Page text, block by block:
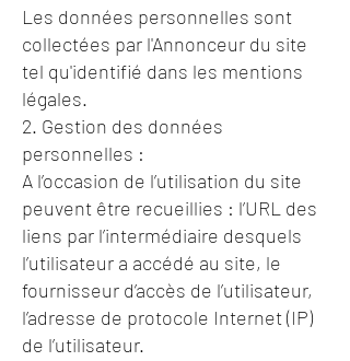
Les données personnelles sont
collectées par l'Annonceur du site
tel qu'identifié dans les mentions
légales.
2. Gestion des données
personnelles :
A l’occasion de l’utilisation du site
peuvent être recueillies : l’URL des
liens par l’intermédiaire desquels
l’utilisateur a accédé au site, le
fournisseur d’accès de l’utilisateur,
l’adresse de protocole Internet (IP)
de l’utilisateur.